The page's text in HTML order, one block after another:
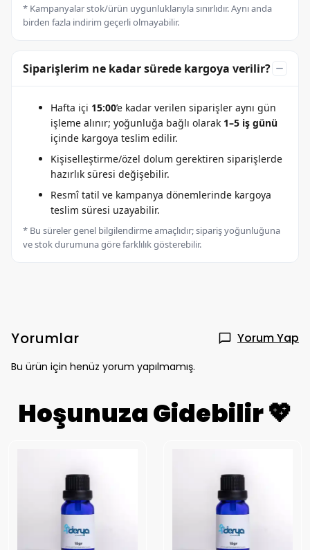
* Kampanyalar stok/ürün uygunluklarıyla sınırlıdır. Aynı anda
birden fazla indirim geçerli olmayabilir.
Siparişlerim ne kadar sürede kargoya verilir?
Hafta içi 15:00’e kadar verilen siparişler aynı gün
işleme alınır; yoğunluğa bağlı olarak 1–5 iş günü
içinde kargoya teslim edilir.
Kişiselleştirme/özel dolum gerektiren siparişlerde
hazırlık süresi değişebilir.
Resmî tatil ve kampanya dönemlerinde kargoya
teslim süresi uzayabilir.
* Bu süreler genel bilgilendirme amaçlıdır; sipariş yoğunluğuna
ve stok durumuna göre farklılık gösterebilir.
Yorumlar Yorum Yap
Bu ürün için henüz yorum yapılmamış.
Hoşunuza Gidebilir 💖